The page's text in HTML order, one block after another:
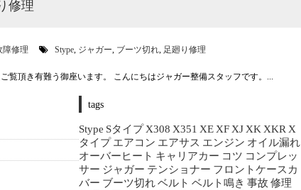
修理
障修理 Stype, ジャガー, ブーツ切れ, 足廻り修理
覧頂き有難う御座います。 こんにちはジャガー整備スタッフです。...
tags
Stype Sタイプ X308 X351 XE XF XJ XK XKR X
タイプ エアコン エアサス エンジン オイル漏れ
オーバーヒート キャリアカー コツ コンプレッ
サー ジャガー テンショナー フロントケースカ
バー ブーツ切れ ベルト ベルト鳴き 事故 修理